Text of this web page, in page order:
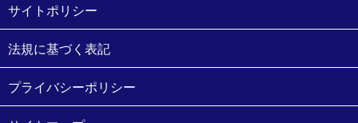
サイトポリシー
法規に基づく表記
プライバシーポリシー